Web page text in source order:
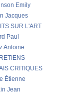
Emily
Jacques
SUR L'ART
Paul
Antoine
CRITIQUES
Étienne
Jean